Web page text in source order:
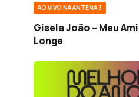
AO VIVO NA ANTENA 3
Gisela João – Meu
Longe